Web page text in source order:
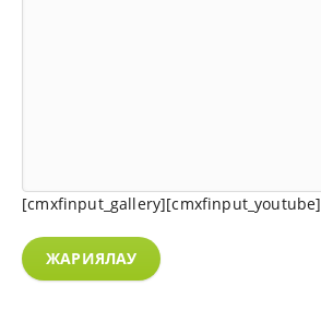
[cmxfinput_gallery][cmxfinput_youtube]
ЖАРИЯЛАУ